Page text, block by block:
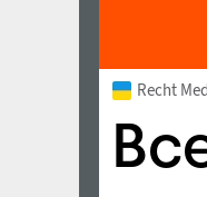
Recht